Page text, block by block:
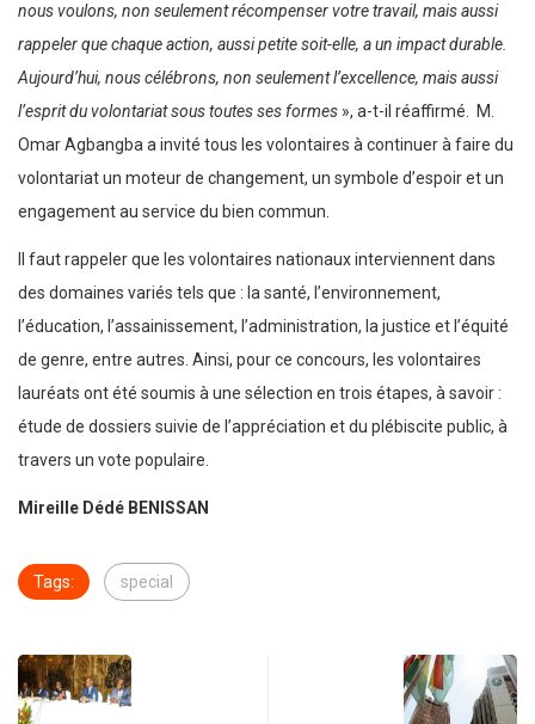
nous voulons, non seulement récompenser votre travail, mais aussi
rappeler que chaque action, aussi petite soit-elle, a un impact durable.
Aujourd’hui, nous célébrons, non seulement l’excellence, mais aussi
l’esprit du volontariat sous toutes ses formes », a-t-il réaffirmé. M.
Omar Agbangba a invité tous les volontaires à continuer à faire du
volontariat un moteur de changement, un symbole d’espoir et un
engagement au service du bien commun.
Il faut rappeler que les volontaires nationaux interviennent dans
des domaines variés tels que : la santé, l’environnement,
l’éducation, l’assainissement, l’administration, la justice et l’équité
de genre, entre autres. Ainsi, pour ce concours, les volontaires
lauréats ont été soumis à une sélection en trois étapes, à savoir :
étude de dossiers suivie de l’appréciation et du plébiscite public, à
travers un vote populaire.
Mireille Dédé BENISSAN
Tags: special